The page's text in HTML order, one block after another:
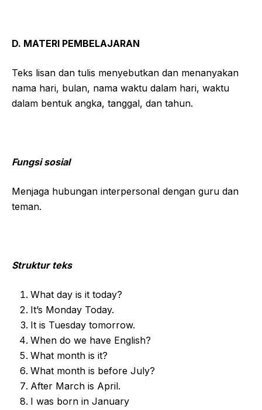
D. MATERI PEMBELAJARAN
Teks lisan dan tulis menyebutkan dan menanyakan
nama hari, bulan, nama waktu dalam hari, waktu
dalam bentuk angka, tanggal, dan tahun.
Fungsi sosial
Menjaga hubungan interpersonal dengan guru dan
teman.
Struktur teks
What day is it today?
It’s Monday Today.
It is Tuesday tomorrow.
When do we have English?
What month is it?
What month is before July?
After March is April.
I was born in January